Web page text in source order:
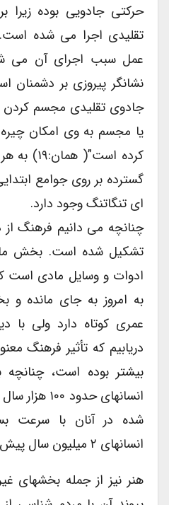
حرکتی جادویی بوده زیرا
تقلیدی اجرا می شده است.
عمل سبب اجرای آن می
نشانگر پیروزی بر دشمنان
جادوی تقلیدی مجسم کردن
یا مجسم به وی امکان
کرده است”(
گسترده بر روی جوامع
ای تنگاتنگ وجود دارد.
چنانچه می دانیم فرهنگ
تشکیل شده است. بخش
ادوات و وسایل مادی است
به امروز به جای مانده و
عمری کوتاه دارد ولی با
دریابیم که تأثیر فرهنگ
بیشتر بوده است، چنانچه
انسانهای حدود
شده در آنان با سرعت
انسانهای ۲ میلیون سال پیش بوده است.
هنر نیز از جمله بخشهای